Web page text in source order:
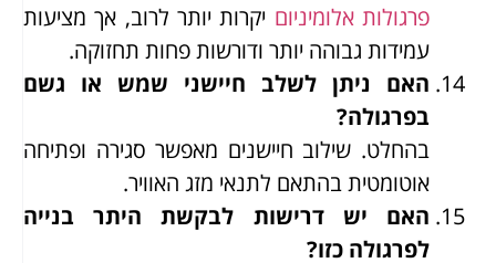
פרגולות אלומיניום יקרות יותר לרוב, אך מציעות
עמידות גבוהה יותר ודורשות פחות תחזוקה.
האם ניתן לשלב חיישני שמש או גשם
בפרגולה?
בהחלט. שילוב חיישנים מאפשר סגירה ופתיחה
אוטומטית בהתאם לתנאי מזג האוויר.
האם יש דרישות לבקשת היתר בנייה
לפרגולה כזו?